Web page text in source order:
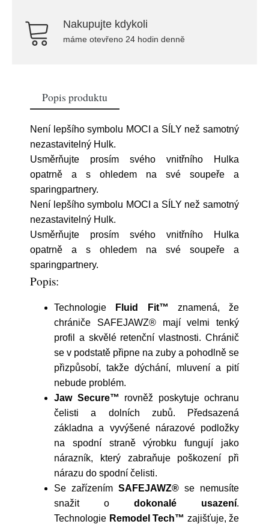
Nakupujte kdykoli
máme otevřeno 24 hodin denně
Popis produktu
Není lepšího symbolu MOCI a SÍLY než samotný
nezastavitelný Hulk.
Usměrňujte prosím svého vnitřního Hulka
opatrně a s ohledem na své soupeře a
sparingpartnery.
Není lepšího symbolu MOCI a SÍLY než samotný
nezastavitelný Hulk.
Usměrňujte prosím svého vnitřního Hulka
opatrně a s ohledem na své soupeře a
sparingpartnery.
Popis:
Technologie Fluid Fit™ znamená, že
chrániče SAFEJAWZ® mají velmi tenký
profil a skvělé retenční vlastnosti. Chránič
se v podstatě připne na zuby a pohodlně se
přizpůsobí, takže dýchání, mluvení a pití
nebude problém.
Jaw Secure™ rovněž poskytuje ochranu
čelisti a dolních zubů. Předsazená
základna a vyvýšené nárazové podložky
na spodní straně výrobku fungují jako
nárazník, který zabraňuje poškození při
nárazu do spodní čelisti.
Se zařízením SAFEJAWZ® se nemusíte
snažit o dokonalé usazení.
Technologie Remodel Tech™ zajišťuje, že